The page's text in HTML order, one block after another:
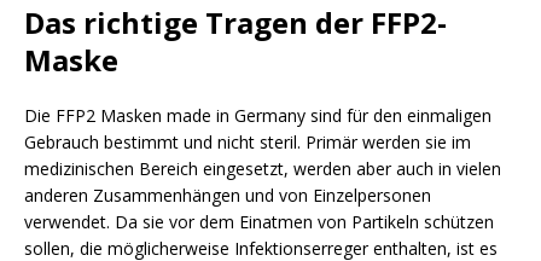
Das richtige Tragen der FFP2-
Maske
Die FFP2 Masken made in Germany sind für den einmaligen
Gebrauch bestimmt und nicht steril. Primär werden sie im
medizinischen Bereich eingesetzt, werden aber auch in vielen
anderen Zusammenhängen und von Einzelpersonen
verwendet. Da sie vor dem Einatmen von Partikeln schützen
sollen, die möglicherweise Infektionserreger enthalten, ist es